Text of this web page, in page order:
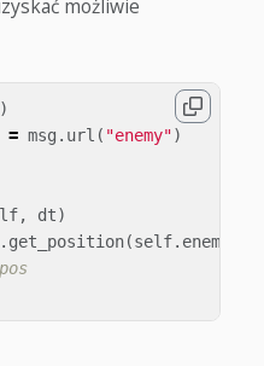
możliwie
)
= msg . url ( "enemy")
, dt)
. get_position(self.